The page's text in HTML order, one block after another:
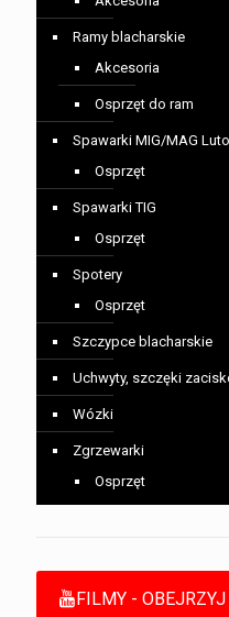
Ramy blacharskie
Akcesoria
Osprzęt do ram
Spawarki MIG/MAG
Osprzęt
Spawarki TIG
Osprzęt
Spotery
Osprzęt
Szczypce blacharskie
Uchwyty, szczęki
Wózki
Zgrzewarki
Osprzęt
FILMY - OBEJRZYJ